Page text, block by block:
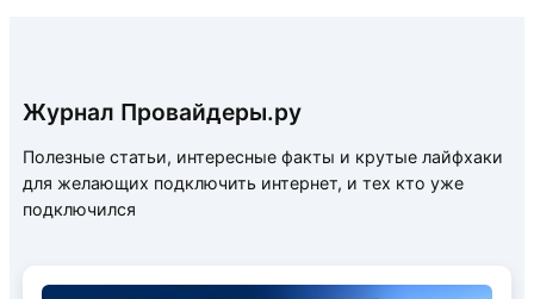
Журнал Провайдеры.ру
Полезные статьи, интересные факты и крутые лайфхаки
для желающих подключить интернет, и тех кто уже
подключился